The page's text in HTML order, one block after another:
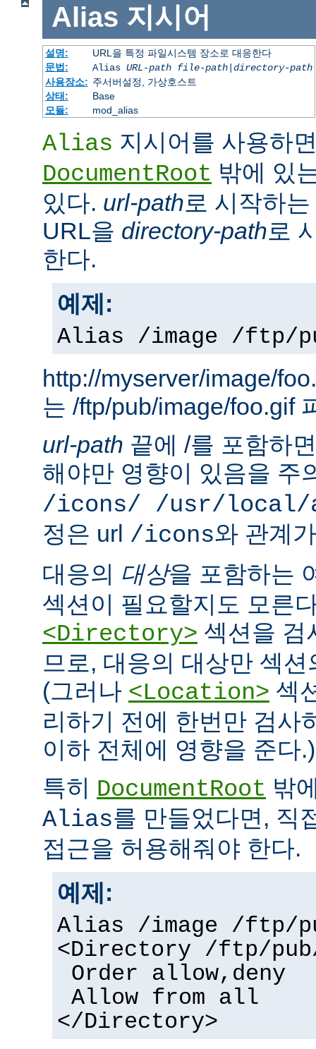
Alias 지시어
설명:
URL을 특정 파일시스템 장소로 대응한다
문법:
Alias URL-path file-path| directory-path
사용장소: 주서버설정, 가상호스트
상태:
Base
모듈:
mod_alias
Alias 지시어를 사용하
DocumentRoot 밖에 있
있다. url-path로 시작하
URL을 directory-path로
한다.
예제:
Alias /image /ftp/
http://myserver/image/
는 /ftp/pub/image/foo.gif
url-path 끝에 /를 포함하
해야만 영향이 있음을 주
/icons/ /usr/local/
정은 url /icons와 관계
대응의 대상을 포함하는
섹션이 필요할지도 모른
<Directory> 섹션을 검
므로, 대응의 대상만 섹
(그러나 <Location> 섹
리하기 전에 한번만 검사
이하 전체에 영향을 준다.)
특히 DocumentRoot 밖
Alias를 만들었다면, 직
접근을 허용해줘야 한다.
예제:
Alias /image /ftp/
<Directory /ftp/pub/
Order allow,deny
Allow from all
</Directory>